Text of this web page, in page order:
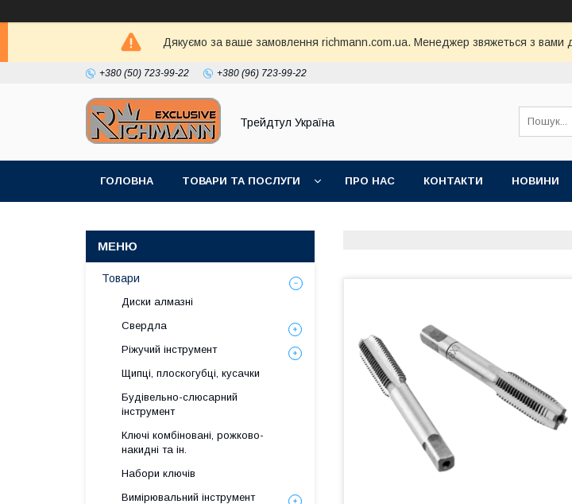
Дякуємо за ваше замовлення richmann.com.ua. Менеджер звяжеться з
+380 (50) 723-99-22 +380 (96) 723-99-22
Трейдтул Україна
ГОЛОВНА ТОВАРИ ТА ПОСЛУГИ ПРО НАС КОНТАКТИ НОВИНИ
Товари
Диски алмазні
Свердла
Ріжучий інструмент
Щипці, плоскогубці, кусачки
Будівельно-слюсарний
інструмент
Ключі комбіновані, рожково-
накидні та ін.
Набори ключів
Вимірювальний інструмент